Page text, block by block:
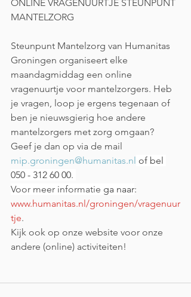
ONLINE VRAGENUURTJE STEUNPUNT
MANTELZORG
Steunpunt Mantelzorg van Humanitas
Groningen organiseert elke
maandagmiddag een online
vragenuurtje voor mantelzorgers. Heb
je vragen, loop je ergens tegenaan of
ben je nieuwsgierig hoe andere
mantelzorgers met zorg omgaan?
Geef je dan op via de mail
mip.groningen@humanitas.nl of bel
050 - 312 60 00.
Voor meer informatie ga naar:
www.humanitas.nl/groningen/vragenuur
tje.
Kijk ook op onze website voor onze
andere (online) activiteiten!